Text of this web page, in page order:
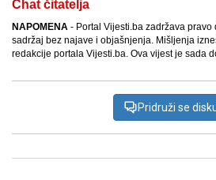
Chat čitatelja
NAPOMENA - Portal Vijesti.ba zadržava
sadržaj bez najave i objašnjenja. Mišljenja
redakcije portala Vijesti.ba. Ova vijest je sada
Pridruži se